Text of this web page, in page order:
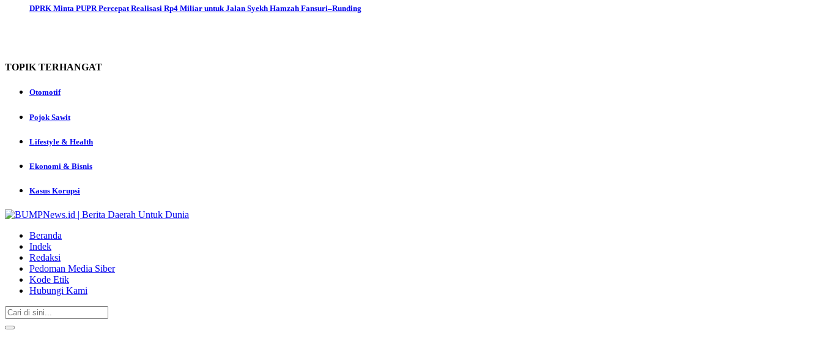
DPRK Minta PUPR Percepat Realisasi Rp4 Miliar untuk Jalan Syekh Hamzah Fansuri–Runding
TOPIK TERHANGAT
Otomotif
Pojok Sawit
Lifestyle & Health
Ekonomi & Bisnis
Kasus Korupsi
Beranda
Indek
Redaksi
Pedoman Media Siber
Kode Etik
Hubungi Kami